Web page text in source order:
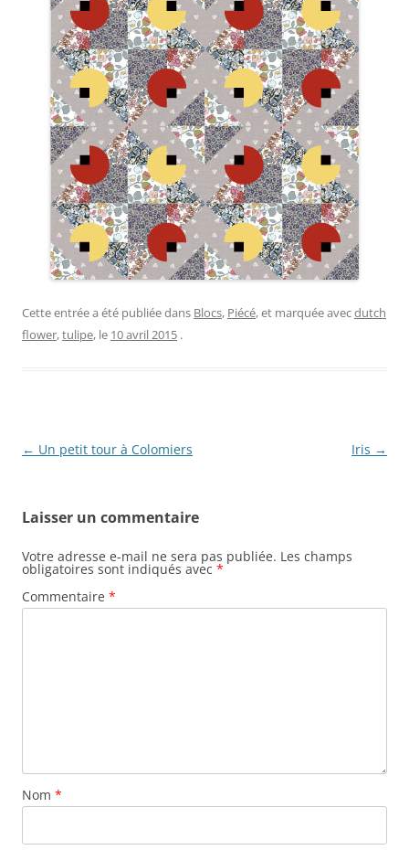
Cette entrée a été publiée dans Blocs, Piécé, et marquée avecdutch
flower,tulipe, le 10 avril 2015 .
Navigation
← Un petit tour à Colomiers Iris →
Laisser un commentaire
Votre adresse e-mail ne sera pas publiée. Les champs
obligatoires sont indiqués avec *
Commentaire *
Nom *